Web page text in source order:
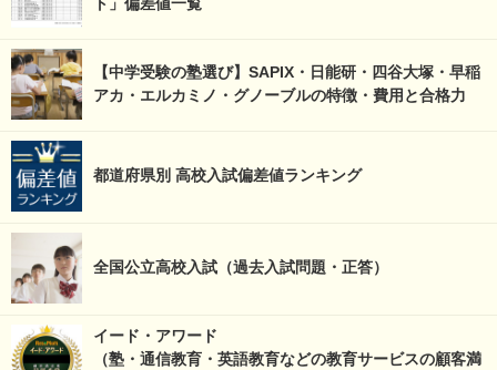
【中学受験の塾選び】SAPIX・日能研・四谷大塚・早稲
アカ・エルカミノ・グノーブルの特徴・費用と合格力
都道府県別 高校入試偏差値ランキング
全国公立高校入試（過去入試問題・正答）
イード・アワード
（塾・通信教育・英語教育などの教育サービスの顧客満